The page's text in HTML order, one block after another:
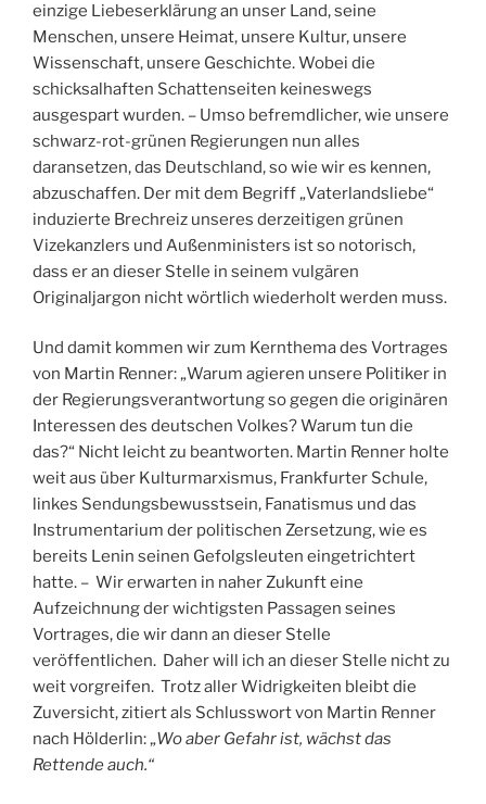
einzige Liebeserklärung an unser Land, seine
Menschen, unsere Heimat, unsere Kultur, unsere
Wissenschaft, unsere Geschichte. Wobei die
schicksalhaften Schattenseiten keineswegs
ausgespart wurden. – Umso befremdlicher, wie unsere
schwarz-rot-grünen Regierungen nun alles
daransetzen, das Deutschland, so wie wir es kennen,
abzuschaffen. Der mit dem Begriff „Vaterlandsliebe“
induzierte Brechreiz unseres derzeitigen grünen
Vizekanzlers und Außenministers ist so notorisch,
dass er an dieser Stelle in seinem vulgären
Originaljargon nicht wörtlich wiederholt werden muss.
Und damit kommen wir zum Kernthema des Vortrages
von Martin Renner: „Warum agieren unsere Politiker in
der Regierungsverantwortung so gegen die originären
Interessen des deutschen Volkes? Warum tun die
das?“ Nicht leicht zu beantworten. Martin Renner holte
weit aus über Kulturmarxismus, Frankfurter Schule,
linkes Sendungsbewusstsein, Fanatismus und das
Instrumentarium der politischen Zersetzung, wie es
bereits Lenin seinen Gefolgsleuten eingetrichtert
hatte. – Wir erwarten in naher Zukunft eine
Aufzeichnung der wichtigsten Passagen seines
Vortrages, die wir dann an dieser Stelle
veröffentlichen. Daher will ich an dieser Stelle nicht zu
weit vorgreifen. Trotz aller Widrigkeiten bleibt die
Zuversicht, zitiert als Schlusswort von Martin Renner
nach Hölderlin: „Wo aber Gefahr ist, wächst das
Rettende auch.“